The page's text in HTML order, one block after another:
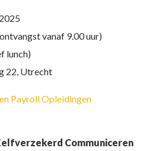
vanaf 9.00 uur)
lunch)
22, Utrecht
Payroll Opleidingen
Communiceren